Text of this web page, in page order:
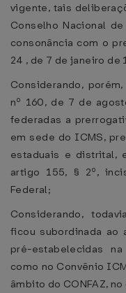
vigente, tais
Conselho Nacional
consonância com o
24 , de 7 de janeiro de
Considerando,
nº 160, de 7 de
federadas a
em sede do ICMS,
estaduais e distrital,
artigo 155, § 2º,
Federal;
Considerando,
ficou subordinada ao
pré-estabelecidas
como no Convênio
âmbito do CONFAZ,